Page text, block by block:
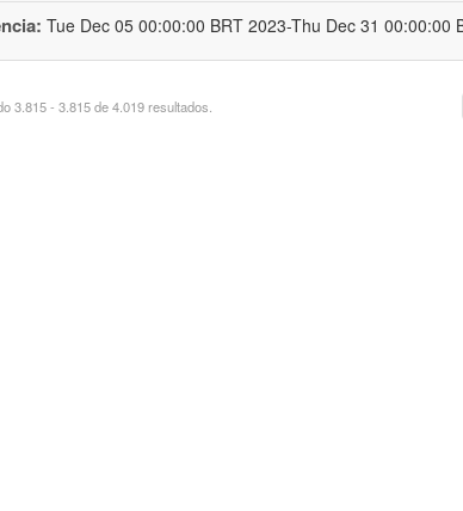
Tue Dec 05 00:00:00 BRT 2023-Thu Dec 31 00:00:00
3.815 - 3.815 de 4.019 resultados.